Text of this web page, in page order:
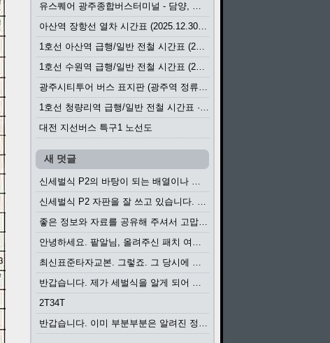
유스퀘어 광주종합버스터미널 - 담양, 순창, 남원, 무주, 장수, 거창, 대구 방면 시외버스 시간표 (2026...
아산역 장항선 열차 시간표 (2025.12.30 기준) (무궁화호, ITX-마음, 새마을호, 서해금빛열차)
1호선 아산역 급행/일반 전철 시간표 (2025.12.30~)
1호선 수원역 급행/일반 전철 시간표 (2025.12.30~)
광주시티투어 버스 표지판 (광주역 정류장) (2024?)
1호선 청량리역 급행/일반 전철 시간표 · 노선도 (2025.12.30~)
대전 지선버스 특구1 노선도
새 덧글
신세벌식 P2의 바탕이 되는 배열이나 주요 기능...
신세벌식 P2 자판을 잘 쓰고 있습니다. 쓰기 편리...
좋은 정보와 자료를 공유해 주셔서 고맙습니다....
안녕하세요. 팥알님, 올려주신 패치 여러모로 감사...
최신표준타자교본. 그렇죠. 그 당시에 최신 표준...
반갑습니다. 제가 세벌식을 알게 되어 세벌식 써...
2T34T
반갑습니다. 이미 부분부분은 알려진 정보들이...